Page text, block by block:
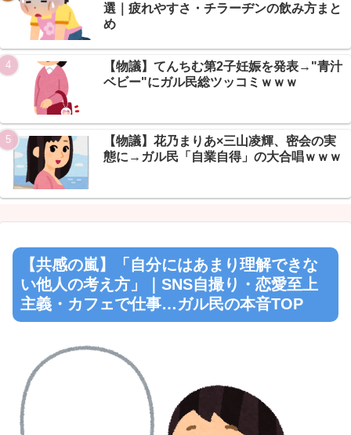
Powered by livedoor 相互RSS
選｜疲れやすさ・チラーヂンの飲み方まと
め
【物議】てんちむ第2子妊娠を発表→"青汁
ベビー"にガル民総ツッコミｗｗｗ
【物議】花乃まりあ×三山凌輝、密会の実
態に→ガル民「自業自得」の大合唱ｗｗｗ
【共感の嵐】「自分にはあまり理解できな
い他人の考え方」｜SNS自撮り・恋愛至上
主義・カフェで仕事…ガル民の本音TOP